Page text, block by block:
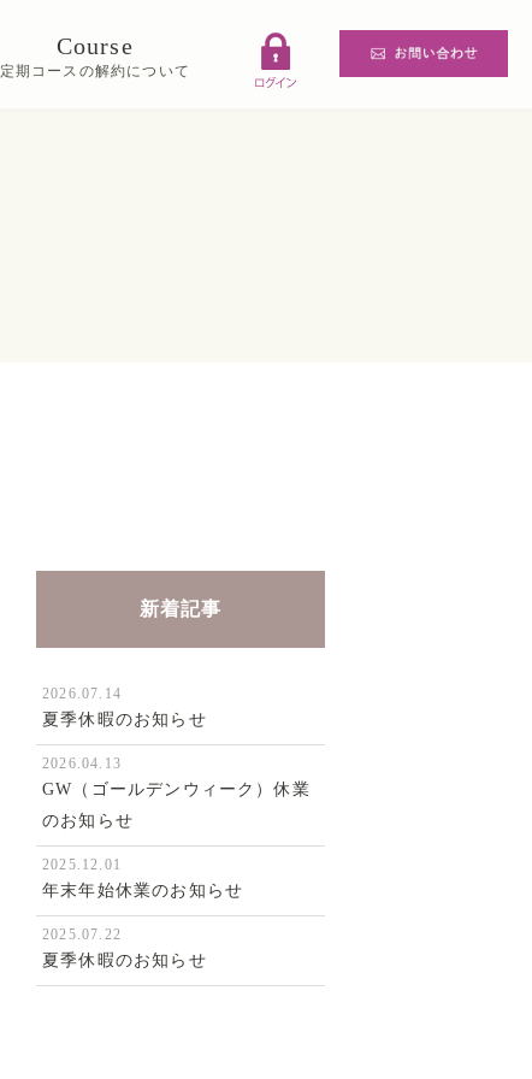
Course
定期コースの解約について
新着記事
2026.07.14
夏季休暇のお知らせ
2026.04.13
GW（ゴールデンウィーク）休業
のお知らせ
2025.12.01
年末年始休業のお知らせ
2025.07.22
夏季休暇のお知らせ